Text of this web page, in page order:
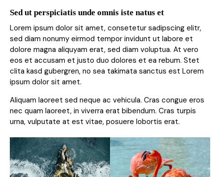
Sed ut perspiciatis unde omnis iste natus et
Lorem ipsum dolor sit amet, consetetur sadipscing elitr,
sed diam nonumy eirmod tempor invidunt ut labore et
dolore magna aliquyam erat, sed diam voluptua. At vero
eos et accusam et justo duo dolores et ea rebum. Stet
clita kasd gubergren, no sea takimata sanctus est Lorem
ipsum dolor sit amet.
Aliquam laoreet sed neque ac vehicula. Cras congue eros
nec quam laoreet, in viverra erat bibendum. Cras turpis
urna, vulputate at est vitae, posuere lobortis erat.